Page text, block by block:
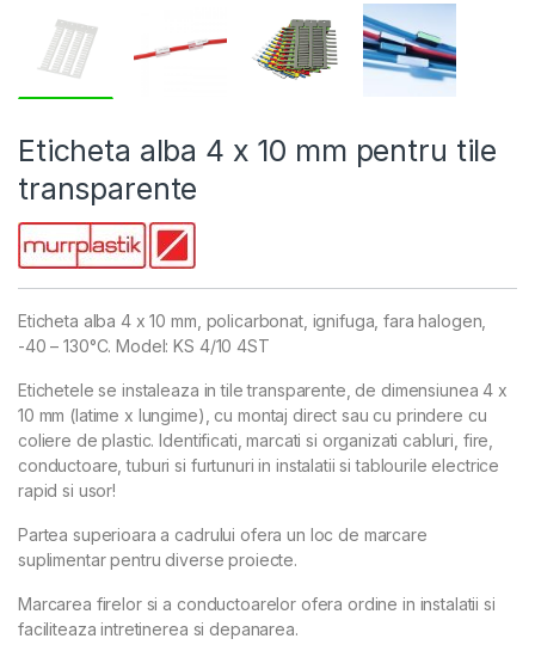
Eticheta alba 4 x 10 mm pentru tile
transparente
Eticheta alba 4 x 10 mm, policarbonat, ignifuga, fara halogen,
-40 – 130°C. Model: KS 4/10 4ST
Etichetele se instaleaza in tile transparente, de dimensiunea 4 x
10 mm (latime x lungime), cu montaj direct sau cu prindere cu
coliere de plastic. Identificati, marcati si organizati cabluri, fire,
conductoare, tuburi si furtunuri in instalatii si tablourile electrice
rapid si usor!
Partea superioara a cadrului ofera un loc de marcare
suplimentar pentru diverse proiecte.
Marcarea firelor si a conductoarelor ofera ordine in instalatii si
faciliteaza intretinerea si depanarea.